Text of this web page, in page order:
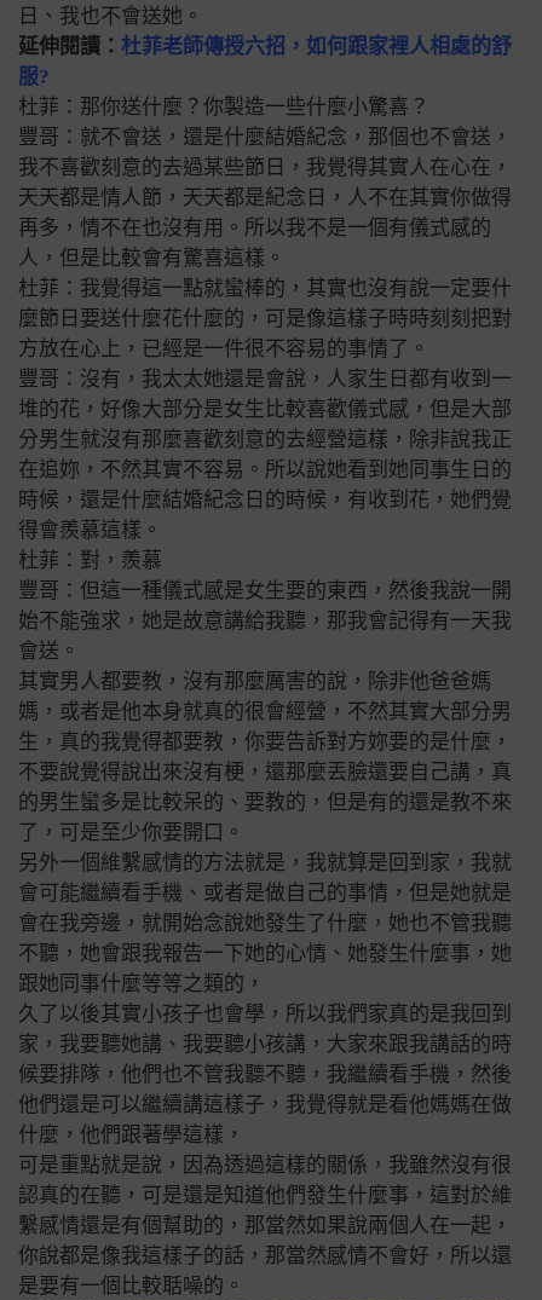
日、我也不會送她。
延伸閱讀： 杜菲老師傳授六招，如何跟家裡人相處的舒
服?
杜菲：那你送什麼？你製造一些什麼小驚喜？
豐哥：就不會送，還是什麼結婚紀念，那個也不會送，
我不喜歡刻意的去過某些節日，我覺得其實人在心在，
天天都是情人節，天天都是紀念日，人不在其實你做得
再多，情不在也沒有用。所以我不是一個有儀式感的
人，但是比較會有驚喜這樣。
杜菲：我覺得這一點就蠻棒的，其實也沒有說一定要什
麼節日要送什麼花什麼的，可是像這樣子時時刻刻把對
方放在心上，已經是一件很不容易的事情了。
豐哥：沒有，我太太她還是會說，人家生日都有收到一
堆的花，好像大部分是女生比較喜歡儀式感，但是大部
分男生就沒有那麼喜歡刻意的去經營這樣，除非說我正
在追妳，不然其實不容易。所以說她看到她同事生日的
時候，還是什麼結婚紀念日的時候，有收到花，她們覺
得會羨慕這樣。
杜菲：對，羨慕
豐哥：但這一種儀式感是女生要的東西，然後我說一開
始不能強求，她是故意講給我聽，那我會記得有一天我
會送。
其實男人都要教，沒有那麼厲害的說，除非他爸爸媽
媽，或者是他本身就真的很會經營，不然其實大部分男
生，真的我覺得都要教，你要告訴對方妳要的是什麼，
不要說覺得說出來沒有梗，還那麼丟臉還要自己講，真
的男生蠻多是比較呆的、要教的，但是有的還是教不來
了，可是至少你要開口。
另外一個維繫感情的方法就是，我就算是回到家，我就
會可能繼續看手機、或者是做自己的事情，但是她就是
會在我旁邊，就開始念說她發生了什麼，她也不管我聽
不聽，她會跟我報告一下她的心情、她發生什麼事，她
跟她同事什麼等等之類的，
久了以後其實小孩子也會學，所以我們家真的是我回到
家，我要聽她講、我要聽小孩講，大家來跟我講話的時
候要排隊，他們也不管我聽不聽，我繼續看手機，然後
他們還是可以繼續講這樣子，我覺得就是看他媽媽在做
什麼，他們跟著學這樣，
可是重點就是說，因為透過這樣的關係，我雖然沒有很
認真的在聽，可是還是知道他們發生什麼事，這對於維
繫感情還是有個幫助的，那當然如果說兩個人在一起，
你說都是像我這樣子的話，那當然感情不會好，所以還
是要有一個比較聒噪的。